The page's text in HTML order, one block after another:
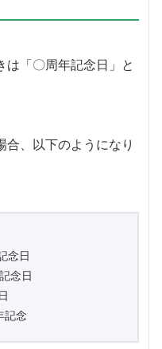
は「〇周年記念日」と
、以下のようになり
念日
念日
記念